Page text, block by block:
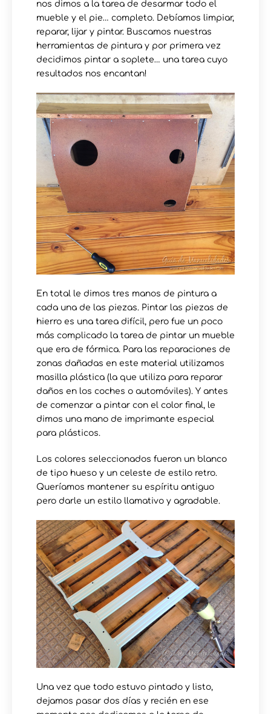
nos dimos a la tarea de desarmar todo el
mueble y el pie… completo. Debíamos limpiar,
reparar, lijar y pintar. Buscamos nuestras
herramientas de pintura y por primera vez
decidimos pintar a soplete… una tarea cuyo
resultados nos encantan!
En total le dimos tres manos de pintura a
cada una de las piezas. Pintar las piezas de
hierro es una tarea difícil, pero fue un poco
más complicado la tarea de pintar un mueble
que era de fórmica. Para las reparaciones de
zonas dañadas en este material utilizamos
masilla plástica (la que utiliza para reparar
daños en los coches o automóviles). Y antes
de comenzar a pintar con el color final, le
dimos una mano de imprimante especial
para plásticos.
Los colores seleccionados fueron un blanco
de tipo hueso y un celeste de estilo retro.
Queríamos mantener su espíritu antiguo
pero darle un estilo llamativo y agradable.
Una vez que todo estuvo pintado y listo,
dejamos pasar dos días y recién en ese